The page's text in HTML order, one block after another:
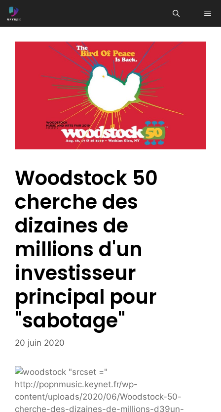
Aller
au
Woodstock 50
cherche des
dizaines de
millions d'un
investisseur
principal pour
"sabotage"
20 juin 2020